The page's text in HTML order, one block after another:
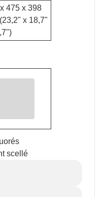
475 x 398
x 18,7"
scellé